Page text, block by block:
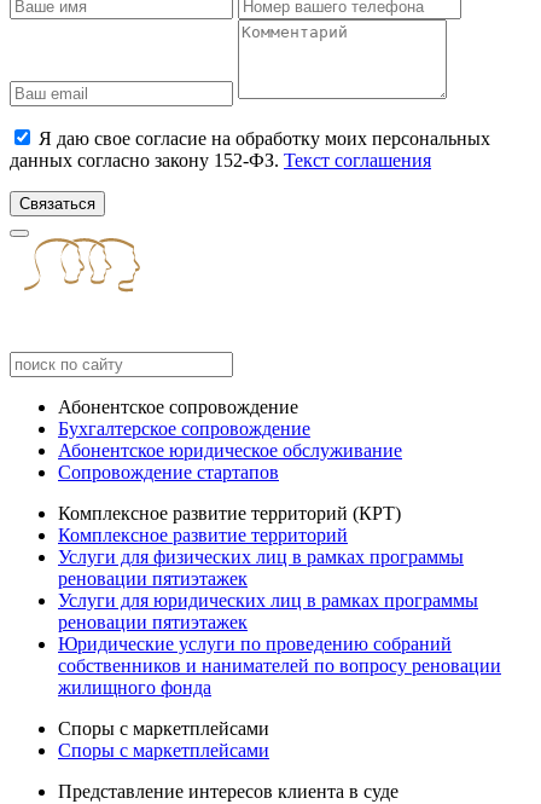
Я даю свое согласие на обработку моих персональных
данных согласно закону 152-ФЗ. Текст соглашения
Связаться
Абонентское сопровождение
Бухгалтерское сопровождение
Абонентское юридическое обслуживание
Сопровождение стартапов
Комплексное развитие территорий (КРТ)
Комплексное развитие территорий
Услуги для физических лиц в рамках программы
реновации пятиэтажек
Услуги для юридических лиц в рамках программы
реновации пятиэтажек
Юридические услуги по проведению собраний
собственников и нанимателей по вопросу реновации
жилищного фонда
Споры с маркетплейсами
Споры с маркетплейсами
Представление интересов клиента в суде